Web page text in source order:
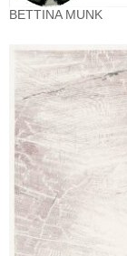
BETTINA MUNK